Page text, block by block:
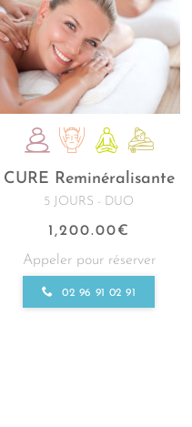
CURE Reminéralisante
5 JOURS - DUO
1,200.00€
Appeler pour réserver
02 96 91 02 91